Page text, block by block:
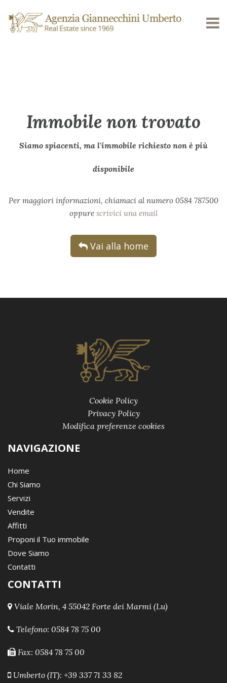
Immobile non trovato
Siamo spiacenti, ma l'immobile richiesto non è più
disponibile
Per maggiori informazioni, chiamaci al numero 0584 787500
oppure scrivici una email
Vai alla home
Cookie Policy
Privacy Policy
Modifica preferenze cookies
NAVIGAZIONE
Home
Chi Siamo
Servizi
Vendite
Affitti
Proponi il Tuo immobile
Dove Siamo
Contatti
CONTATTI
Viale Morin, 4 55042 Forte dei Marmi (Lu)
Telefono: 0584 78 75 00
Fax: 0584 78 75 00
Umberto (IT): +39 337 71 33 82